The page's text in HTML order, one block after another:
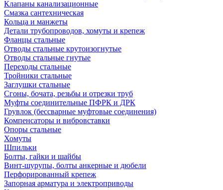
Клапаны канализационные
Смазка сантехническая
Кольца и манжеты
Детали трубопроводов, хомуты и крепеж
Фланцы стальные
Отводы стальные крутоизогнутые
Отводы стальные гнутые
Переходы стальные
Тройники стальные
Заглушки стальные
Сгоны, бочата, резьбы и отрезки труб
Муфты соединительные ПФРК и ДРК
Грувлок (бессварные муфтовые соединения)
Компенсаторы и вибровставки
Опоры стальные
Хомуты
Шпильки
Болты, гайки и шайбы
Винт-шурупы, болты анкерные и дюбели
Перфорированный крепеж
Запорная арматура и электроприводы